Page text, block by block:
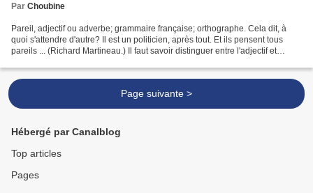
Par Choubine
Pareil, adjectif ou adverbe; grammaire française; orthographe. Cela dit, à
quoi s'attendre d'autre? Il est un politicien, après tout. Et ils pensent tous
pareils ... (Richard Martineau.) Il faut savoir distinguer entre l'adjectif et
Page suivante >
Hébergé par Canalblog
Top articles
Pages